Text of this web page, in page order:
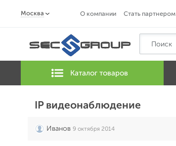
Москва О компании Стать партнером
Каталог товаров
IP видеонаблюдение
Иванов 9 октября 2014